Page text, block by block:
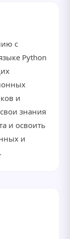
с
Python
и
знания
и освоить
и